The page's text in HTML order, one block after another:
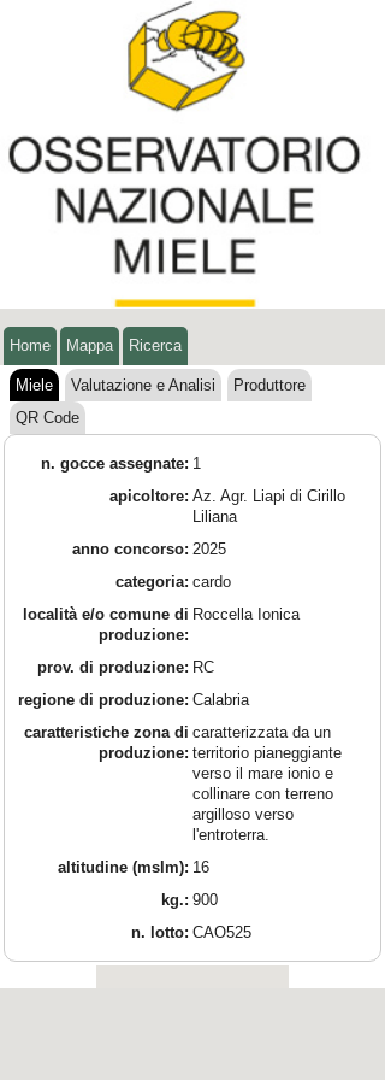
Home Mappa Ricerca
Miele Valutazione e Analisi
Produttore
QR Code
n. gocce assegnate: 1
apicoltore: Az. Agr. Liapi di Cirillo
Liliana
anno concorso: 2025
categoria: cardo
località e/o comune di
produzione:
Roccella Ionica
prov. di produzione: RC
regione di produzione: Calabria
caratteristiche zona di
produzione:
caratterizzata da un
territorio pianeggiante
verso il mare ionio e
collinare con terreno
argilloso verso
l'entroterra.
altitudine (mslm): 16
kg.: 900
n. lotto: CAO525